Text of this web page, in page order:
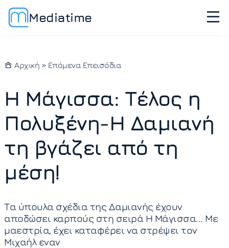
Mediatime
Αρχική » Επόμενα Επεισόδια
Η Μάγισσα: Τέλος η
Πολυξένη-Η Δαμιανή
τη βγάζει από τη
μέση!
Τα ύπουλα σχέδια της Δαμιανής έχουν
αποδώσει καρπούς στη σειρά Η Μάγισσα... Με
μαεστρία, έχει καταφέρει να στρέψει τον
Μιχαήλ εναν